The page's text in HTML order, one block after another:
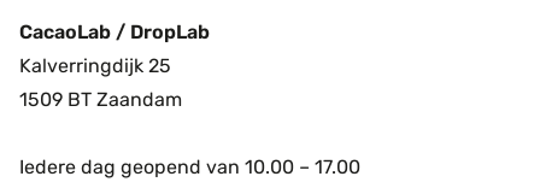
CacaoLab / DropLab
Kalverringdijk 25
1509 BT Zaandam
Iedere dag geopend van 10.00 – 17.00